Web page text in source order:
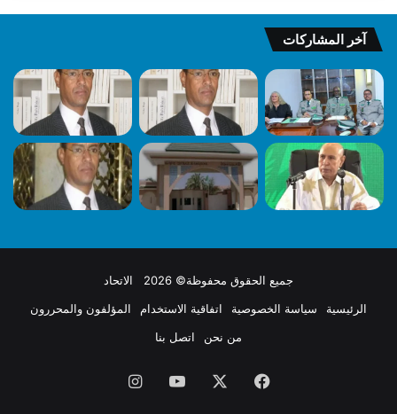
آخر المشاركات
جميع الحقوق محفوظة© 2026 الاتحاد
الرئيسية
سياسة الخصوصية اتفاقية الاستخدام
المؤلفون والمحررون
من نحن
اتصل بنا
فيسبوك يوتيوبانستقرام